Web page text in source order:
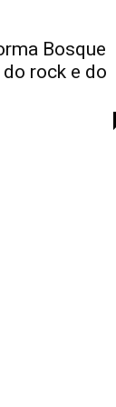
Bosque
rock e do